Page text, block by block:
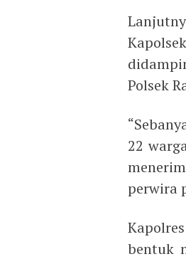
Polsek
22
perwira
bentuk